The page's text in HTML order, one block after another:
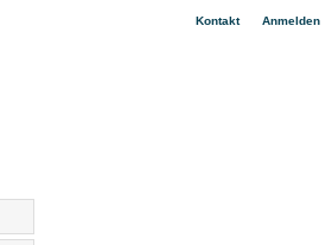
Kontakt| Anmelden